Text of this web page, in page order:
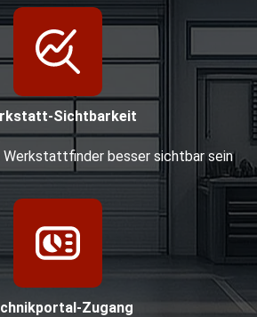
Sichtbarkeit
Werkstattfinder besser sichtbar sein
Zugang